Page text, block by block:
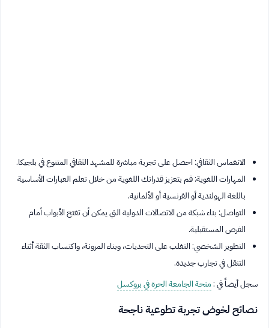
الانغماس الثقافي: احصل على تجربة مباشرة للمشهد الثقافي المتنوع في بلجيكا.
المهارات اللغوية: قم بتعزيز قدراتك اللغوية من خلال تعلم العبارات الأساسية
باللغة الهولندية أو الفرنسية أو الألمانية.
التواصل: بناء شبكة من الاتصالات الدولية التي يمكن أن تفتح الأبواب أمام
الفرص المستقبلية.
التطوير الشخصي: التغلب على التحديات، وبناء المرونة، واكتساب الثقة أثناء
التنقل في تجارب جديدة.
سجل أيضاً في :منحة الجامعة الحرة في بروكسل
نصائح لخوض تجربة تطوعية ناجحة